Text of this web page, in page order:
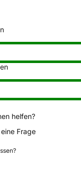
helfen?
Frage